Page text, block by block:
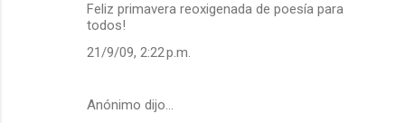
Feliz primavera reoxigenada de poesía para
todos!
21/9/09, 2:22 p.m.
Anónimo dijo…